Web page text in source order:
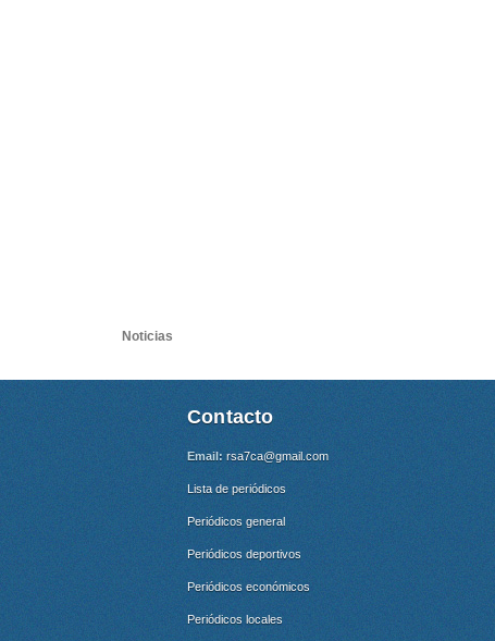
Noticias
Contacto
Email: rsa7ca@gmail.com
Lista de periódicos
Periódicos general
Periódicos deportivos
Periódicos económicos
Periódicos locales